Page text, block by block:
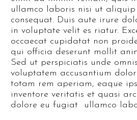
ullamco laboris nisi ut aliquip
consequat. Duis aute irure
in voluptate velit es riatur.
occaecat cupidatat non
qui officia deserunt mollit
Sed ut perspiciatis unde
voluptatem accusantium
totam rem aperiam, eaque
inventore veritatis et quasi
dolore eu fugiat ullamco